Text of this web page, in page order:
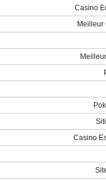
Casino
Meilleur
Casino